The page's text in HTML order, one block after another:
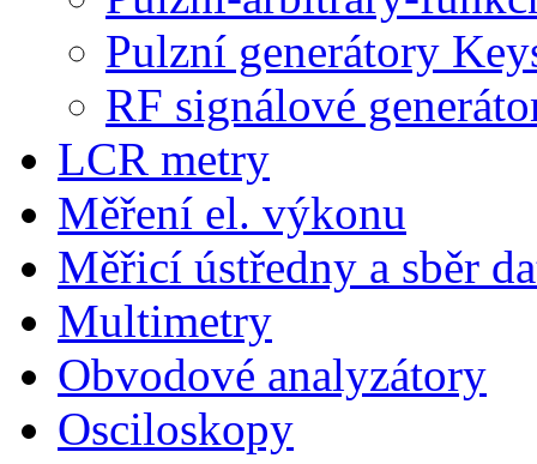
Pulzní generátory
RF signálové
LCR metry
Měření el. výkonu
Měřicí ústředny a sběr
Multimetry
Obvodové analyzátory
Osciloskopy